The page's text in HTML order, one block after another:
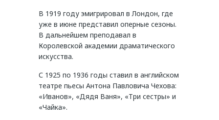
В 1919 году эмигрировал в Лондон, где
уже в июне представил оперные сезоны.
В дальнейшем преподавал в
Королевской академии драматического
искусства.
С 1925 по 1936 годы ставил в английском
театре пьесы Антона Павловича Чехова:
«Иванов», «Дядя Ваня», «Три сестры» и
«Чайка».